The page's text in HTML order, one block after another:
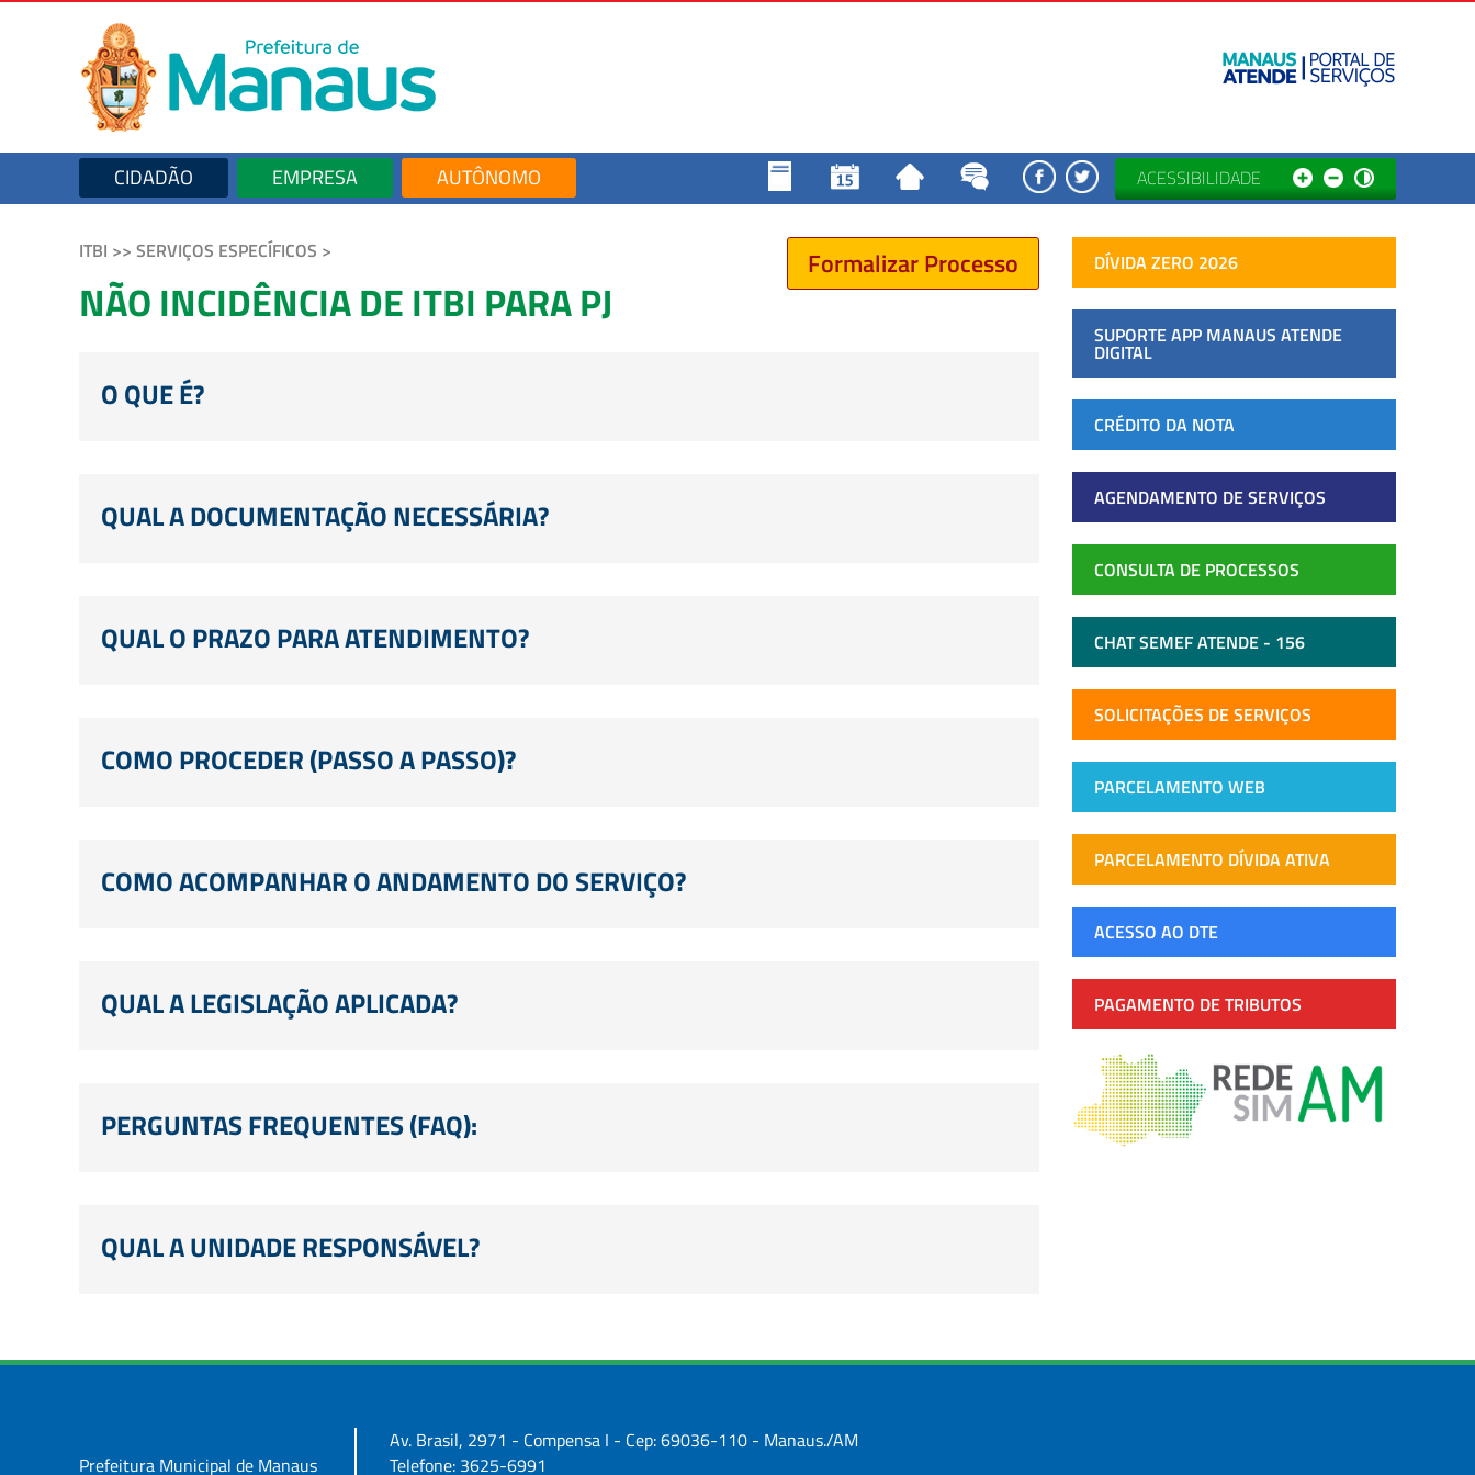
CIDADÃO EMPRESA AUTÔNOMO ACESSIBILIDADE
Formalizar Processo
ITBI >> SERVIÇOS ESPECÍFICOS >
NÃO INCIDÊNCIA DE ITBI PARA PJ
O QUE É?
QUAL A DOCUMENTAÇÃO NECESSÁRIA?
QUAL O PRAZO PARA ATENDIMENTO?
COMO PROCEDER (PASSO A PASSO)?
COMO ACOMPANHAR O ANDAMENTO DO SERVIÇO?
QUAL A LEGISLAÇÃO APLICADA?
PERGUNTAS FREQUENTES (FAQ):
QUAL A UNIDADE RESPONSÁVEL?
DÍVIDA ZERO 2026
SUPORTE APP MANAUS ATENDE
DIGITAL
CRÉDITO DA NOTA
AGENDAMENTO DE SERVIÇOS
CONSULTA DE PROCESSOS
CHAT SEMEF ATENDE - 156
SOLICITAÇÕES DE SERVIÇOS
PARCELAMENTO WEB
PARCELAMENTO DÍVIDA ATIVA
ACESSO AO DTE
PAGAMENTO DE TRIBUTOS
Prefeitura Municipal de Manaus
Av. Brasil, 2971 - Compensa I - Cep: 69036-110 - Manaus./AM
Telefone: 3625-6991